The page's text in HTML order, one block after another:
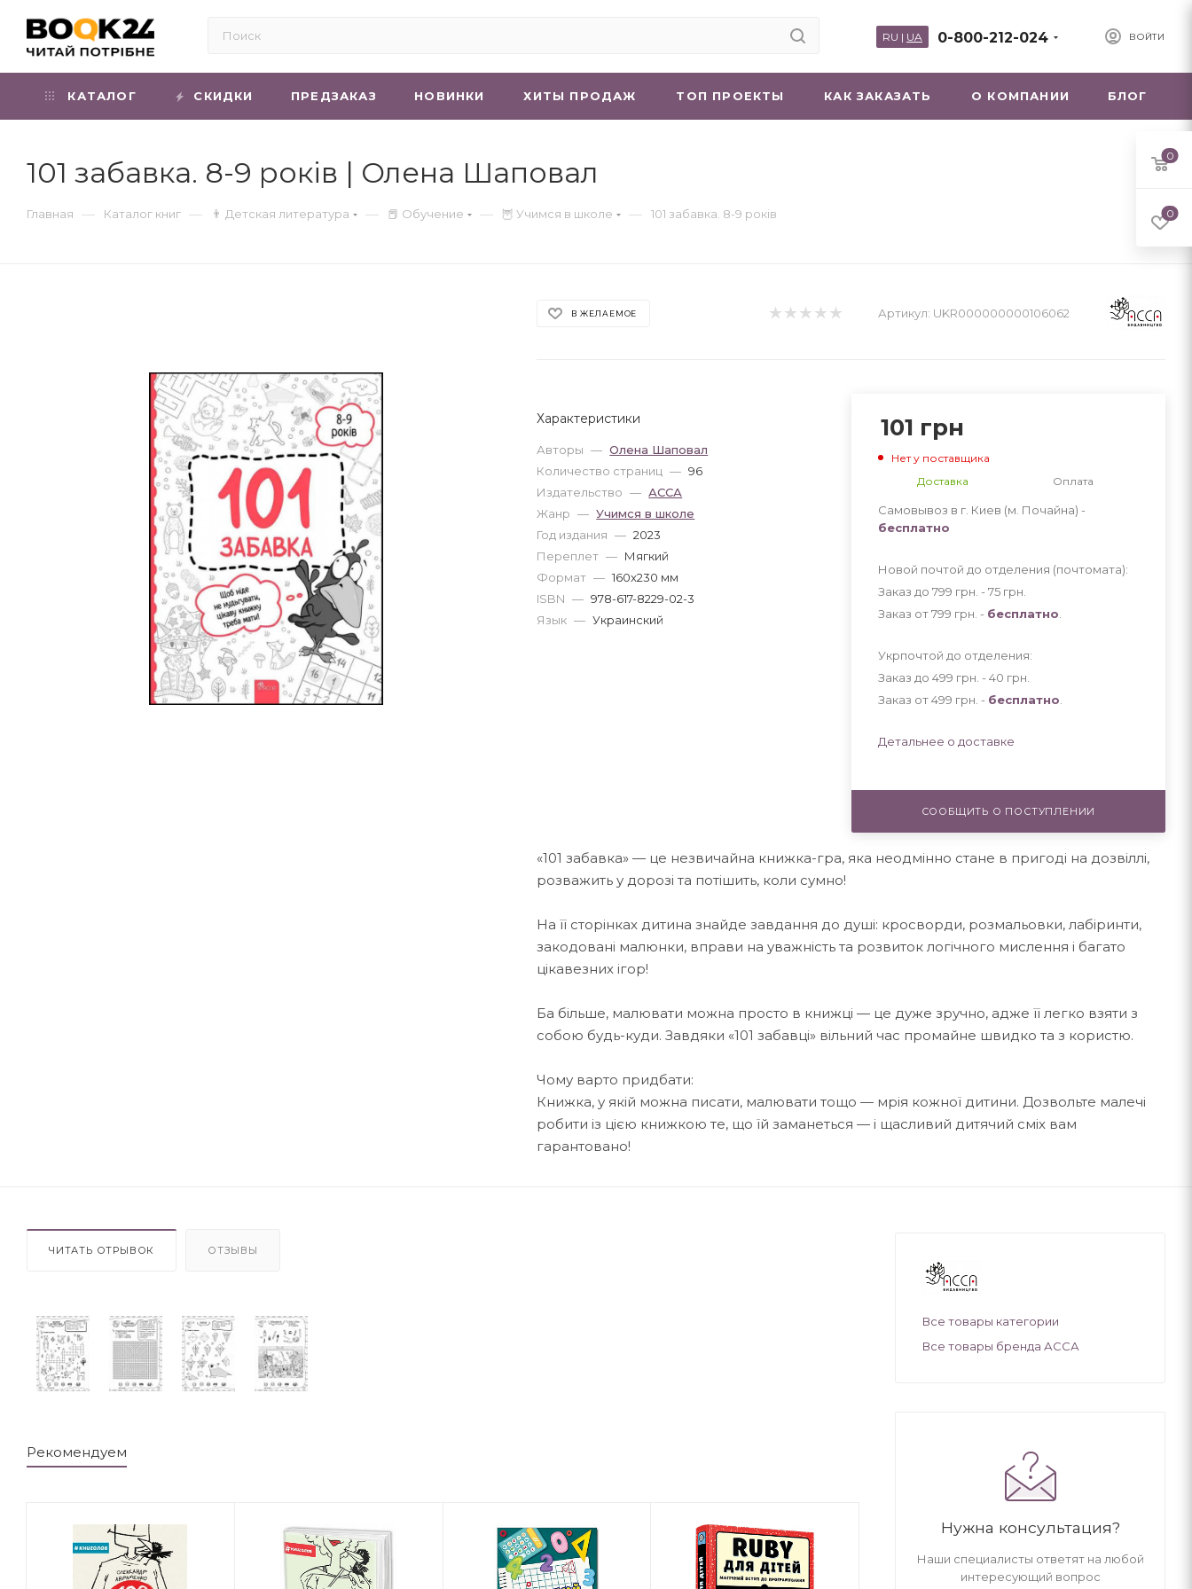
ВОЙТИ
0-800-212-024
RU | UA
КАТАЛОГ СКИДКИ ПРЕДЗАКАЗ НОВИНКИ ХИТЫ ПРОДАЖ ТОП ПРОЕКТЫ КАК ЗАКАЗАТЬ О КОМПАНИИ БЛОГ
101 забавка. 8-9 років | Олена Шаповал
Главная — Каталог книг — 👨 Детская литература — 📕 Обучение — 🦉 Учимся в школе — 101 забавка. 8-9 років
В ЖЕЛАЕМОЕ Артикул: UKR000000000106062
Характеристики
Авторы — Олена Шаповал
Количество страниц — 96
Издательство — АССА
Жанр — Учимся в школе
Год издания — 2023
Переплет — Мягкий
Формат — 160x230 мм
ISBN — 978-617-8229-02-3
Язык — Украинский
101 грн
Нет у поставщика
Доставка
Оплата
Самовывоз в г. Киев (м. Почайна) -
бесплатно
Новой почтой до отделения (почтомата):
Заказ до 799 грн. - 75 грн
Заказ от 799 грн. - бесплатно
Укрпочтой до отделения:
Заказ до 499 грн. - 40 грн
Заказ от 499 грн. - бесплатно
Детальнее о доставке
СООБЩИТЬ О ПОСТУПЛЕНИИ
«101 забавка» — це незвичайна книжка-гра, яка неодмінно стане в пригоді на дозвіллі,
розважить у дорозі та потішить, коли сумно!
На її сторінках дитина знайде завдання до душі: кросворди, розмальовки, лабіринти,
закодовані малюнки, вправи на уважність та розвиток логічного мислення і багато
цікавезних ігор!
Ба більше, малювати можна просто в книжці — це дуже зручно, адже її легко взяти з
собою будь-куди. Завдяки «101 забавці» вільний час промайне швидко та з користю.
Чому варто придбати:
Книжка, у якій можна писати, малювати тощо — мрія кожної дитини. Дозвольте малечі
робити із цією книжкою те, що їй заманеться — і щасливий дитячий сміх вам
гарантовано!
ЧИТАТЬ ОТРЫВОК ОТЗЫВЫ
Рекомендуем
Все товары категории
Все товары бренда АССА
Нужна консультация?
Наши специалисты ответят на любой
интересующий вопрос
0
0